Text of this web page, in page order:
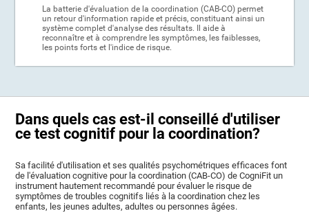
La batterie d'évaluation de la coordination (CAB-CO) permet
un retour d'information rapide et précis, constituant ainsi un
système complet d'analyse des résultats. Il aide à
reconnaître et à comprendre les symptômes, les faiblesses,
les points forts et l'indice de risque.
Dans quels cas est-il conseillé d'utiliser
ce test cognitif pour la coordination?
Sa facilité d'utilisation et ses qualités psychométriques efficaces font
de l'évaluation cognitive pour la coordination (CAB-CO) de CogniFit un
instrument hautement recommandé pour évaluer le risque de
symptômes de troubles cognitifs liés à la coordination chez les
enfants, les jeunes adultes, adultes ou personnes âgées.